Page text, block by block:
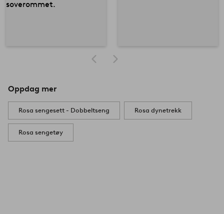
Oppdag mer
Rosa sengesett - Dobbeltseng Rosa dynetrekk
Rosa sengetøy